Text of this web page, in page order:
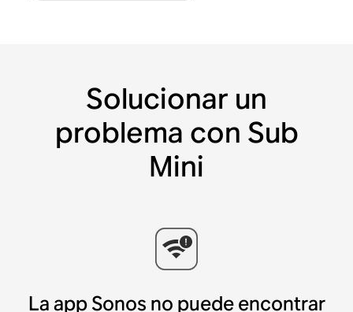
Solucionar un
problema con Sub
Mini
La app Sonos no puede encontrar